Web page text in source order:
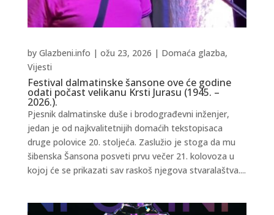
Festival dalmatinske šansone ove će godine
odati počast velikanu Krsti Jurasu (1945. –
2026.).
by Glazbeni.info | ožu 23, 2026 | Domaća glazba,
Vijesti
Pjesnik dalmatinske duše i brodograđevni inženjer,
jedan je od najkvalitetnijih domaćih tekstopisaca
druge polovice 20. stoljeća. Zaslužio je stoga da mu
šibenska Šansona posveti prvu večer 21. kolovoza u
kojoj će se prikazati sav raskoš njegova stvaralaštva....